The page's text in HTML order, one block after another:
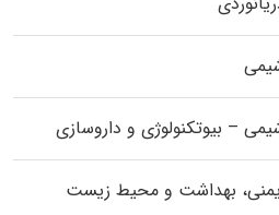
– بیوتکنولوژی و داروسازی
بهداشت و محیط زیست